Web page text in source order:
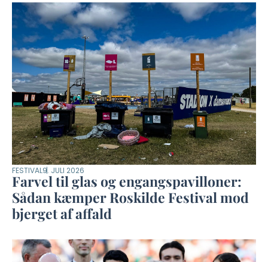
FESTIVAL9. JULI 2026
Farvel til glas og engangspavilloner:
Sådan kæmper Roskilde Festival mod
bjerget af affald